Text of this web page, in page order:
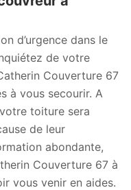
d’urgence dans le
de votre
Couverture 67
à vous secourir. A
toiture sera
de leur
abondante,
Couverture 67 à
vous venir en aides.